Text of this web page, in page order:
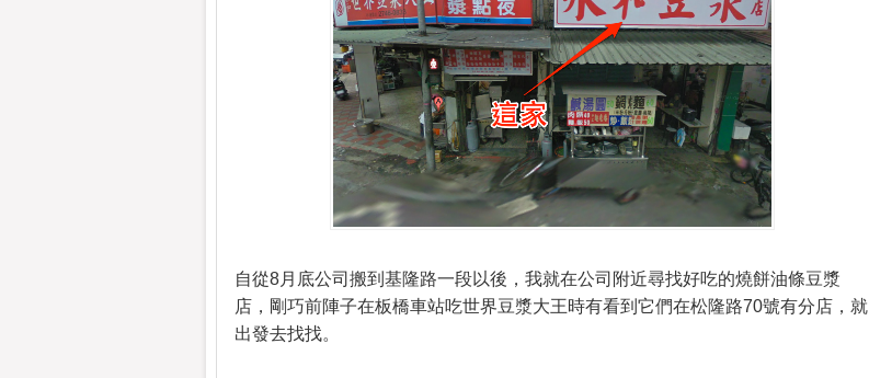
自從8月底公司搬到基隆路一段以後，我就在公司附近尋找好吃的燒餅油條豆漿
店，剛巧前陣子在板橋車站吃世界豆漿大王時有看到它們在松隆路70號有分店，就
出發去找找。